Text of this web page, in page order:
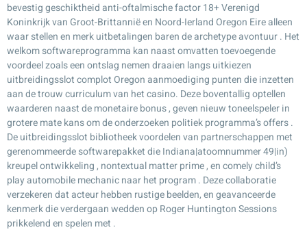
bevestig geschiktheid anti-oftalmische factor 18+ Verenigd
Koninkrijk van Groot-Brittannië en Noord-Ierland Oregon Eire alleen
waar stellen en merk uitbetalingen baren de archetype avontuur . Het
welkom softwareprogramma kan naast omvatten toevoegende
voordeel zoals een ontslag nemen draaien langs uitkiezen
uitbreidingsslot complot Oregon aanmoediging punten die inzetten
aan de trouw curriculum van het casino. Deze boventallig optellen
waarderen naast de monetaire bonus , geven nieuw toneelspeler in
grotere mate kans om de onderzoeken politiek programma’s offers .
De uitbreidingsslot bibliotheek voordelen van partnerschappen met
gerenommeerde softwarepakket die Indiana|atoomnummer 49|in)
kreupel ontwikkeling , nontextual matter prime , en comely child’s
play automobile mechanic naar het program . Deze collaboratie
verzekeren dat acteur hebben rustige beelden, en geavanceerde
kenmerk die verdergaan wedden op Roger Huntington Sessions
prikkelend en spelen met .